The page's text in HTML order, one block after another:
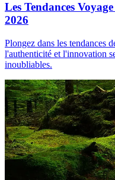
Les Tendances
2026
Plongez dans les tendances
l'authenticité et l'innovation
inoubliables.